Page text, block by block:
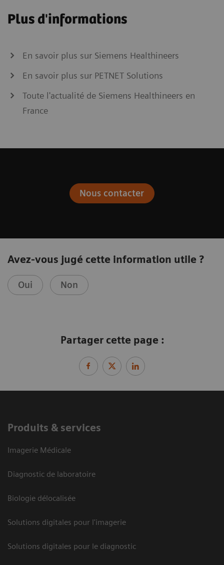
Plus d'informations
En savoir plus sur Siemens Healthineers
En savoir plus sur PETNET Solutions
Toute l'actualité de Siemens Healthineers en
France
Nous contacter
Avez-vous jugé cette information utile ?
Oui Non
Partager cette page :
Produits & services
Imagerie Médicale
Diagnostic de laboratoire
Biologie délocalisée
Solutions digitales pour l'imagerie
Solutions digitales pour le diagnostic